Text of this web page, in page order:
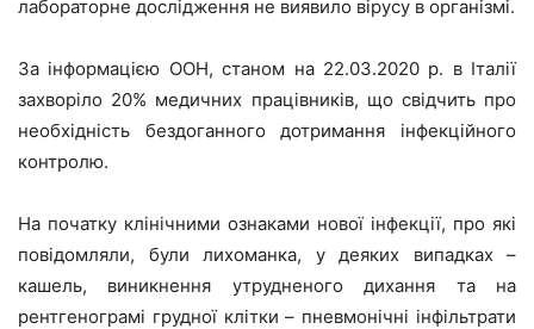
лабораторне дослідження не виявило вірусу в організмі.
За інформацією ООН, станом на 22.03.2020 р. в Італії
захворіло 20% медичних працівників, що свідчить про
необхідність бездоганного дотримання інфекційного
контролю.
На початку клінічними ознаками нової інфекції, про які
повідомляли, були лихоманка, у деяких випадках –
кашель, виникнення утрудненого дихання та на
рентгенограмі грудної клітки – пневмонічні інфільтрати